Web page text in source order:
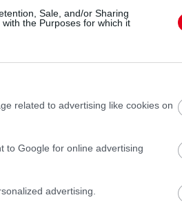
Sale, and/or Sharing
the Purposes for which it
related to advertising like cookies on
to Google for online advertising
advertising.
következő hírek